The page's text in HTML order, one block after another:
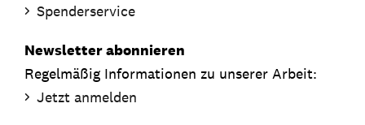
Spenderservice
Newsletter abonnieren
Regelmäßig Informationen zu unserer Arbeit:
Jetzt anmelden